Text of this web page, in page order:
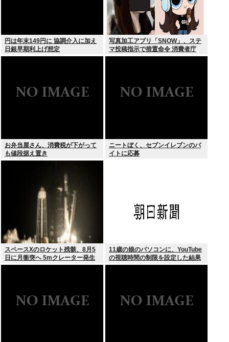
円は年末149円に 協調介入に加え
日銀早期利上げ想定
写真加工アプリ「SNOW」、ステ
マ投稿指示で措置命令 消費者庁
お弁当屋さん、消費税が下がって
も値段据え置き
ニートぼく、セブンイレブンのバ
イトに応募
スペースXのロケット残骸、8月5
日に月衝突へ 5mクレーター発生
予測
11歳の娘のパソコンに、YouTube
の視聴時間の制限を設定した結果